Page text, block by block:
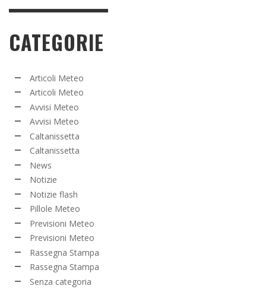
CATEGORIE
Articoli Meteo
Articoli Meteo
Avvisi Meteo
Avvisi Meteo
Caltanissetta
Caltanissetta
News
Notizie
Notizie flash
Pillole Meteo
Previsioni Meteo
Previsioni Meteo
Rassegna Stampa
Rassegna Stampa
Senza categoria